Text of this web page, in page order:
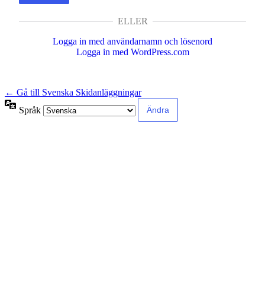
ELLER
Logga in med användarnamn och lösenord
Logga in med WordPress.com
← Gå till Svenska Skidanläggningar
Språk